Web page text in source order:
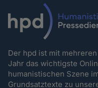
Der hpd ist mit
Jahr das wichtigste
humanistischen Szene
Grundsatztexte zu